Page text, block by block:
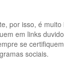
por isso, é
em links
se
sociais.